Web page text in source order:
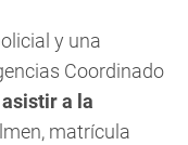
y una
Coordinado
a la
matrícula